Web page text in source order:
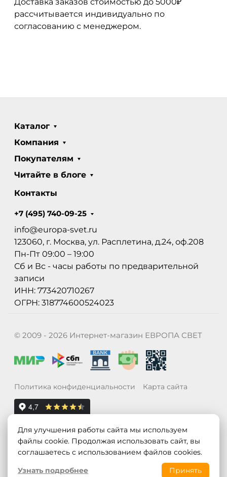
рассчитывается индивидуально по
согласованию с менеджером.
Каталог
Компания
Покупателям
Читайте в блоге
Контакты
+7 (495) 740-09-25
info@europa-svet.ru
123060, г. Москва, ул. Расплетина, д.24, оф.208
Пн-Пт 09:00 – 19:00
Сб и Вс - часы работы по предварительной
записи
ИНН: 773420710267
ОГРН: 318774600524023
© 2009 - 2026 Интернет-магазин ЕВРОПА СВЕТ
Политика конфиденциальности Карта сайта
Для улучшения работы сайта мы используем
файлы cookie. Продолжая использовать сайт, вы
соглашаетесь с использованием файлов cookies.
Узнать подробнее
Принять